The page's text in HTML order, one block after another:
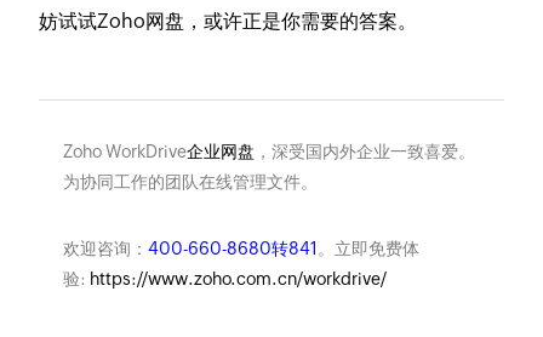
妨试试Zoho网盘，或许正是你需要的答案。
Zoho WorkDrive企业网盘 ，深受国内外企业一致喜爱。
为协同工作的团队在线管理文件。
欢迎咨询： 400-660-8680转841 。立即免费体
验: https://www.zoho.com.cn/workdrive/